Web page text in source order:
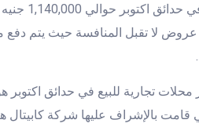
تجارية للبيع في حدائق
بالإشراف عليها شركة كابيتال